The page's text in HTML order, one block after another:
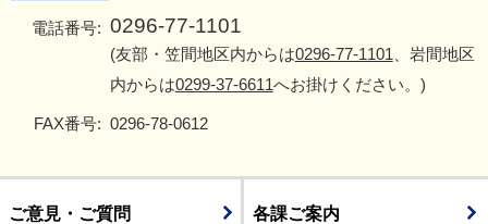
電話番号: 0296-77-1101
(友部・笠間地区内からは0296-77-1101 、岩間地区
内からは0299-37-6611へお掛けください。)
FAX番号: 0296-78-0612
ご意見・ご質問 各課ご案内